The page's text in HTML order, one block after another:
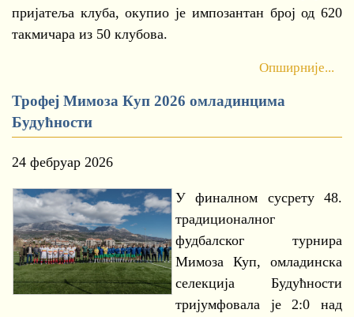
пријатеља клуба, окупио је импозантан број од 620
такмичара из 50 клубова.
Опширније...
Трофеј Мимоза Куп 2026 омладинцима
Будућности
24 фебруар 2026
У финалном сусрету 48.
традиционалног
фудбалског турнира
Мимоза Куп, омладинска
селекција Будућности
тријумфовала је 2:0 над